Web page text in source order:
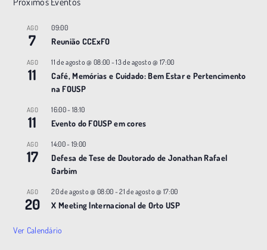
AGO
7
09:00
Reunião CCExFO
AGO
11
11 de agosto @ 08:00 -13 de agosto @ 17:00
Café, Memórias e Cuidado: Bem Estar e Pertencimento
na FOUSP
AGO
11
16:00- 18:10
Evento do FOUSP em cores
AGO
17
14:00- 19:00
Defesa de Tese de Doutorado de Jonathan Rafael
Garbim
AGO
20
20 de agosto @ 08:00 -21 de agosto @ 17:00
X Meeting |nternacional de Orto USP
Ver Calendário